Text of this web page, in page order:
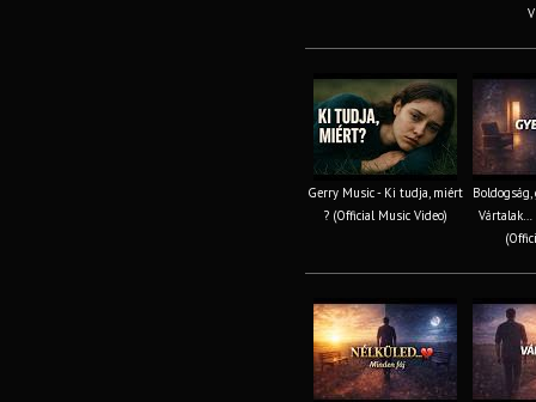
Gerry Music - Ki tudja, miért
? (Official Music Video)
Vártalak…